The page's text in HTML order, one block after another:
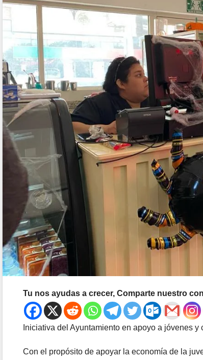
Tu nos ayudas a crecer, Comparte nuestro
Iniciativa del Ayuntamiento en apoyo a jóvenes y
Con el propósito de apoyar la economía de la